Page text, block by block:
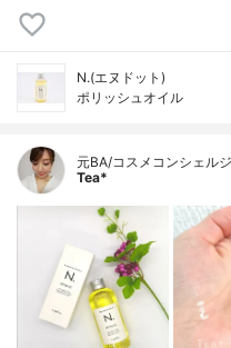
N.(エヌドット)
ポリッシュオイル
元BA/コスメコンシェル
Tea*